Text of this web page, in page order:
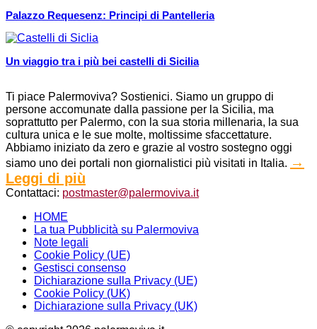
Palazzo Requesenz: Principi di Pantelleria
Un viaggio tra i più bei castelli di Sicilia
Ti piace Palermoviva? Sostienici. Siamo un gruppo di
persone accomunate dalla passione per la Sicilia, ma
soprattutto per Palermo, con la sua storia millenaria, la sua
cultura unica e le sue molte, moltissime sfaccettature.
Abbiamo iniziato da zero e grazie al vostro sostegno oggi
siamo uno dei portali non giornalistici più visitati in Italia. →
Leggi di più
Contattaci: postmaster@palermoviva.it
HOME
La tua Pubblicità su Palermoviva
Note legali
Cookie Policy (UE)
Gestisci consenso
Dichiarazione sulla Privacy (UE)
Cookie Policy (UK)
Dichiarazione sulla Privacy (UK)